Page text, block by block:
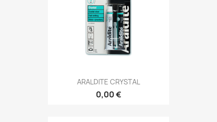
ARALDITE CRYSTAL
0,00 €